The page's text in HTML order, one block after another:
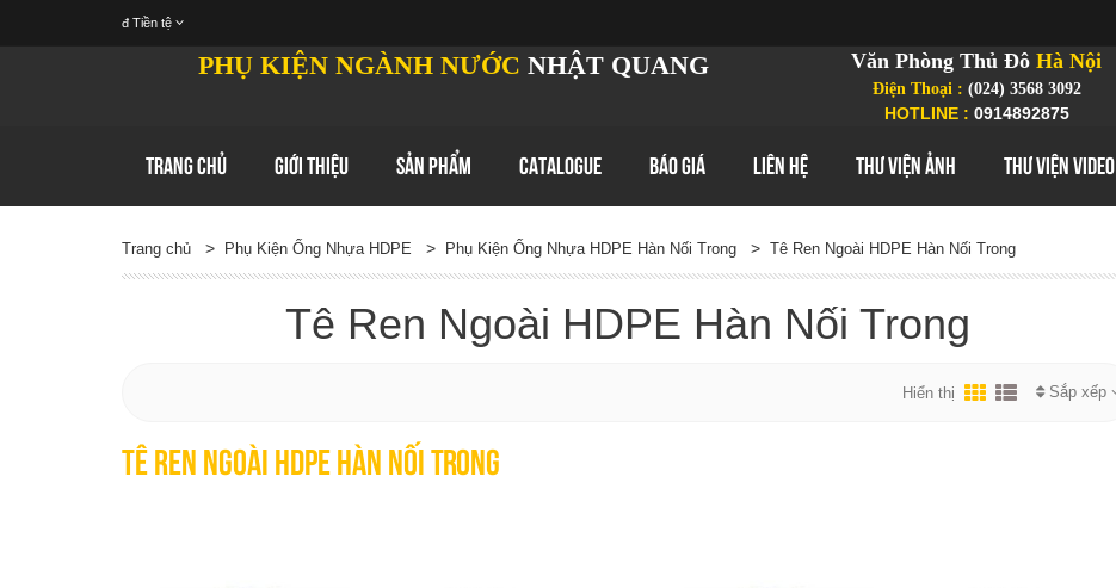
đ Tiền tệ
PHỤ KIỆN NGÀNH NƯỚC NHẬT QUANG Văn Phòng Thủ ĐôHà Nội
Điện Thoại : (024) 3568 3092
HOTLINE : 0914892875
TRANG CHỦ GIỚI THIỆU SẢN PHẨM CATALOGUE BÁO GIÁ LIÊN HỆ THƯ VIỆN ẢNH THƯ VIỆN VIDEO
Trang chủ > Phụ Kiện Ống Nhựa HDPE > Phụ Kiện Ống Nhựa HDPE Hàn Nối Trong > Tê Ren Ngoài HDPE Hàn Nối Trong
Tê Ren Ngoài HDPE Hàn Nối Trong
Sắp xếp
Hiển thị
Tê Ren Ngoài HDPE Hàn Nối Trong